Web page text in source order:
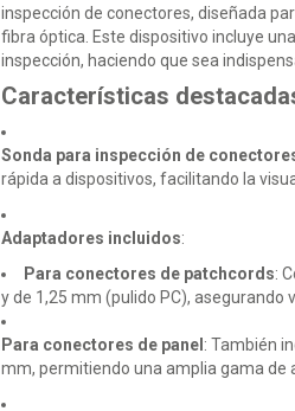
inspección de conectores, diseñada
fibra óptica. Este dispositivo incluye
inspección, haciendo que sea
Características
Sonda para inspección de
rápida a dispositivos, facilitando la
Adaptadores incluidos:
Para conectores de patchcords:
y de 1,25 mm (pulido PC), asegurando
Para conectores de panel: También
mm, permitiendo una amplia gama de